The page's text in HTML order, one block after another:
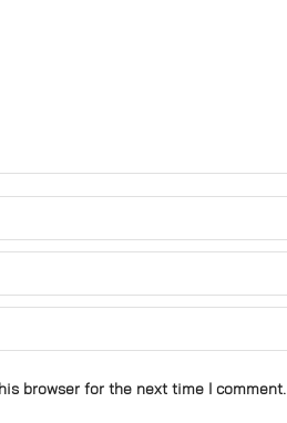
browser for the next time I comment.